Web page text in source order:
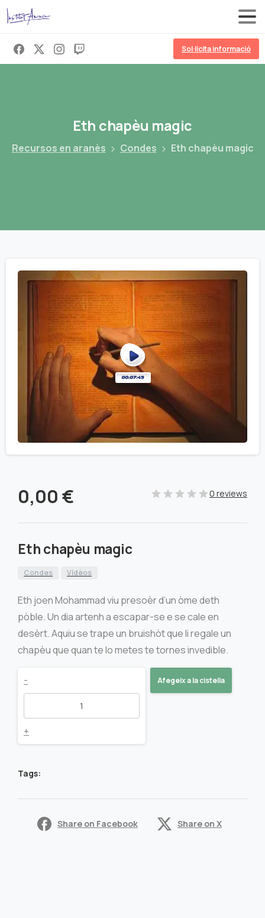
Sol·licita informació
Eth chapèu magic
Recursos en aranès Condes Eth chapèu magic
0,00€ 0 reviews
Eth chapèu magic
Condes Vidèos
Eth joen Mohammad viu presoèr d’un òme deth
pòble. Un dia artenh a escapar-se e se cale en
desèrt. Aquiu se trape un bruishòt que li regale un
chapèu que quan te lo metes te tornes invedible.
Eth
magic
-
+
Afegeix a la cistella
Tags:
Share on Facebook Share on X